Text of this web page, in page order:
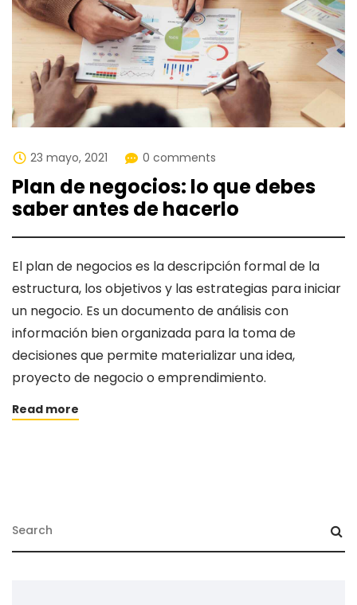
23 mayo, 2021 0 comments
Plan de negocios: lo que debes
saber antes de hacerlo
El plan de negocios es la descripción formal de la
estructura, los objetivos y las estrategias para iniciar
un negocio. Es un documento de análisis con
información bien organizada para la toma de
decisiones que permite materializar una idea,
proyecto de negocio o emprendimiento.
Read more